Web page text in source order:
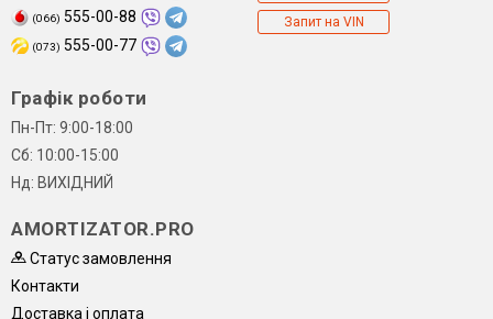
(066) 555-00-88
(073) 555-00-77
Запит на VIN
Графік роботи
Пн-Пт: 9:00-18:00
Сб: 10:00-15:00
Нд: ВИХІДНИЙ
AMORTIZATOR.PRO
Статус замовлення
Контакти
Доставка і оплата